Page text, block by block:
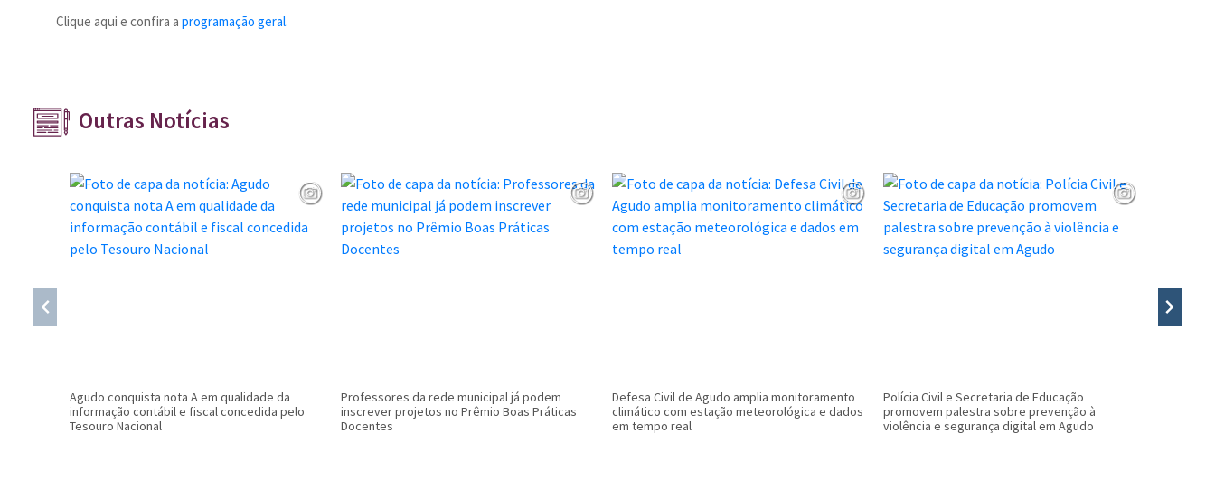
Clique aqui e confira a programação geral.
Outras Notícias
Agudo conquista nota A em qualidade da
informação contábil e fiscal concedida pelo
Tesouro Nacional
Professores da rede municipal já podem
inscrever projetos no Prêmio Boas Práticas
Docentes
Defesa Civil de Agudo amplia monitoramento
climático com estação meteorológica e dados
em tempo real
Polícia Civil e Secretaria de Educação
promovem palestra sobre prevenção à
violência e segurança digital em Agudo